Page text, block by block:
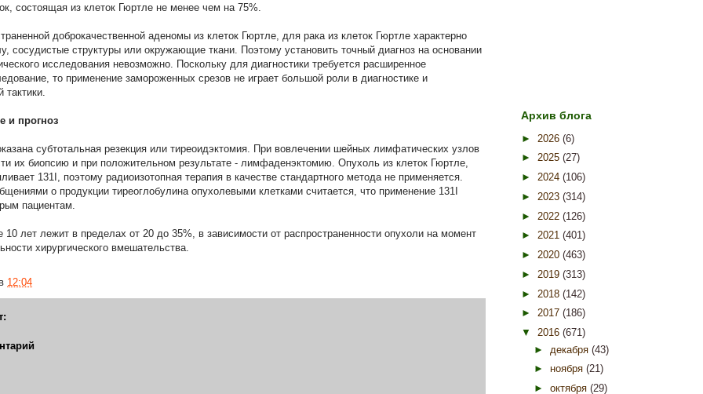
состоящая из клеток Гюртле не менее чем на 75%.
доброкачественной аденомы из клеток Гюртле, для рака из клеток Гюртле характерно
сосудистые структуры или окружающие ткани. Поэтому установить точный диагноз на основании
исследования невозможно. Поскольку для диагностики требуется расширенное
то применение замороженных срезов не играет большой роли в диагностике и
тактики.
и прогноз
субтотальная резекция или тиреоидэктомия. При вовлечении шейных лимфатических узлов
их биопсию и при положительном результате - лимфаденэктомию. Опухоль из клеток Гюртле,
131I, поэтому радиоизотопная терапия в качестве стандартного метода не применяется.
о продукции тиреоглобулина опухолевыми клетками считается, что применение 131I
пациентам.
10 лет лежит в пределах от 20 до 35%, в зависимости от распространенности опухоли на момент
хирургического вмешательства.
12:04
Архив блога
► 2026 (6)
► 2025 (27)
► 2024 (106)
► 2023 (314)
► 2022 (126)
► 2021 (401)
► 2020 (463)
► 2019 (313)
► 2018 (142)
► 2017 (186)
▼ 2016 (671)
► декабря (43)
► ноября (21)
► октября (29)